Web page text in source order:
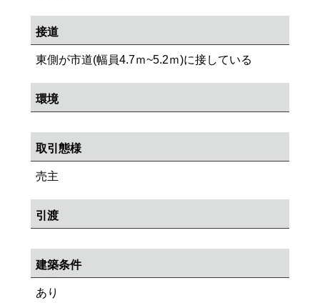
接道
東側が市道(幅員4.7ｍ~5.2ｍ)に接している
環境
取引態様
売主
引渡
建築条件
あり